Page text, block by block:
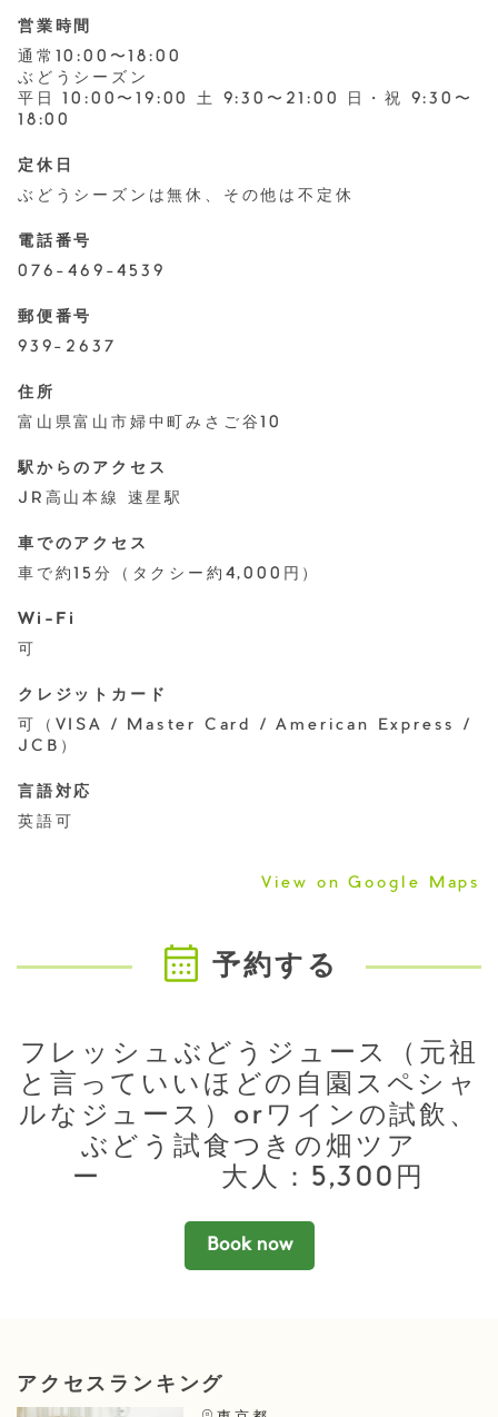
営業時間
通常10:00〜18:00
ぶどうシーズン
平日 10:00〜19:00 土 9:30〜21:00 日・祝 9:30〜
18:00
定休日
ぶどうシーズンは無休、その他は不定休
電話番号
076-469-4539
郵便番号
939-2637
住所
富山県富山市婦中町みさご谷10
駅からのアクセス
JR高山本線 速星駅
車でのアクセス
車で約15分（タクシー約4,000円）
Wi-Fi
可
クレジットカード
可（VISA / Master Card / American Express /
JCB）
言語対応
英語可
View on Google Maps
予約する
フレッシュぶどうジュース（元祖
と言っていいほどの自園スペシャ
ルなジュース）orワインの試飲、
ぶどう試食つきの畑ツア
ー 大人：5,300円
Book now
アクセスランキング